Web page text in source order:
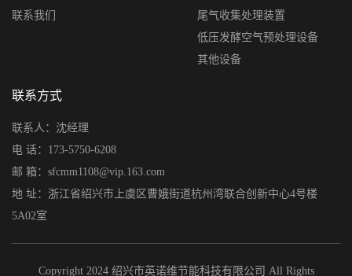
联系我们
尾气收集处理装置
低压发酵空气预处理设备
其他设备
联系方式
联系人：沈经理
电 话：173-5750-6208
邮 箱：sfcmm1108@vip.163.com
地 址：浙江省绍兴市上虞区曹娥街道杭州湾联合创新中心4号楼
5A02室
Copyright 2024 绍兴市英诺维节能科技有限公司 All Rights